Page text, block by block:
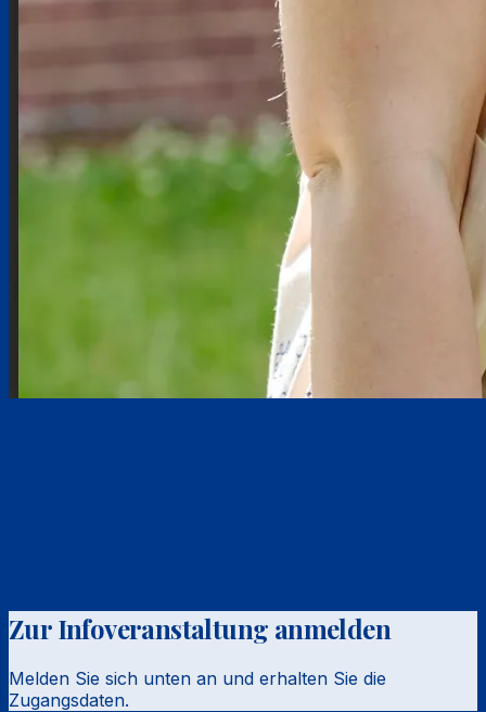
Zur Infoveranstaltung anmelden
Melden Sie sich unten an und erhalten Sie die
Zugangsdaten.